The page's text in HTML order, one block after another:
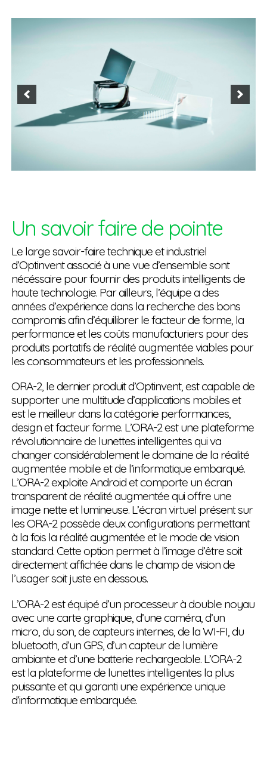
Un savoir faire de pointe
Le large savoir-faire technique et industriel
d’Optinvent associé à une vue d’ensemble sont
nécéssaire pour fournir des produits intelligents de
haute technologie. Par ailleurs, l’équipe a des
années d’expérience dans la recherche des bons
compromis afin d’équilibrer le facteur de forme, la
performance et les coûts manufacturiers pour des
produits portatifs de réalité augmentée viables pour
les consommateurs et les professionnels.
ORA-2, le dernier produit d’Optinvent, est capable de
supporter une multitude d’applications mobiles et
est le meilleur dans la catégorie performances,
design et facteur forme. L’ORA-2 est une plateforme
révolutionnaire de lunettes intelligentes qui va
changer considérablement le domaine de la réalité
augmentée mobile et de l’informatique embarqué.
L’ORA-2 exploite Android et comporte un écran
transparent de réalité augmentée qui offre une
image nette et lumineuse. L’écran virtuel présent sur
les ORA-2 possède deux configurations permettant
à la fois la réalité augmentée et le mode de vision
standard. Cette option permet à l’image d’être soit
directement affichée dans le champ de vision de
l’usager soit juste en dessous.
L’ORA-2 est équipé d’un processeur à double noyau
avec une carte graphique, d’une caméra, d’un
micro, du son, de capteurs internes, de la WI-FI, du
bluetooth, d’un GPS, d’un capteur de lumière
ambiante et d’une batterie rechargeable. L’ORA-2
est la plateforme de lunettes intelligentes la plus
puissante et qui garanti une expérience unique
d’informatique embarquée.